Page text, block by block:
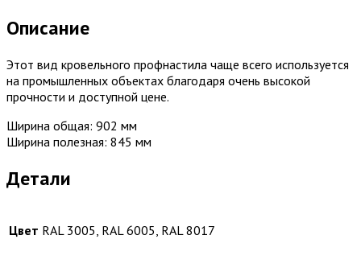
Описание
Этот вид кровельного профнастила чаще всего используется
на промышленных объектах благодаря очень высокой
прочности и доступной цене.
Ширина общая: 902 мм
Ширина полезная: 845 мм
Детали
Цвет RAL 3005, RAL 6005, RAL 8017